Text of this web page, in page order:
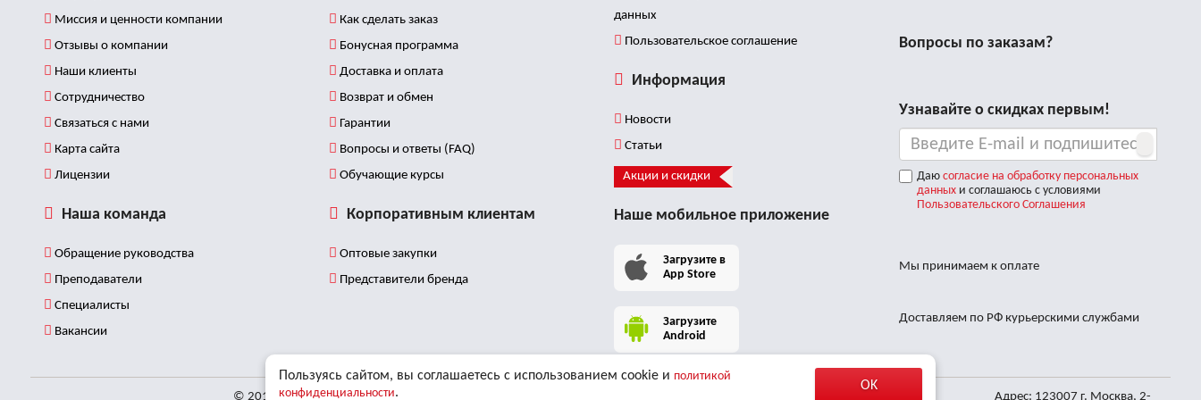
наиболее эффективные, пошаговые схемы аппликаций для разглаживания морщин, профилактики двойного подбородка и
комплексной работой со всей поверхностью лица;
исчерпывающую информацию о правилах применения кинезио тейпов в эстетическом тейпировании!
В нашем официальном интернет-магазине линейка серии BB GENTLE представлена в двух размерах – шириной 2,5 см и 5 см в рулонах
длиной 5 м. Варианты расцветок: Мята, Сакура, Лаванда, Беж, а также особая дизайнерская расцветка - Леопард.
Также для всех наших клиентов действует:Бесплатная послепродажная поддержка
Приглашаем Вас на БЕСПЛАТНЫЕ мастер-классы по эстетическому кинезиотейпированию, которые проходят в режиме онлайн-
трансляций и в формате личного присутствия! Записаться Вы можетена этой странице.
Миссия и ценности компании
Отзывы о компании
Наши клиенты
Сотрудничество
Связаться с нами
Карта сайта
Лицензии
Наша команда
Обращение руководства
Преподаватели
Специалисты
Вакансии
Как сделать заказ
Бонусная программа
Доставка и оплата
Возврат и обмен
Гарантии
Вопросы и ответы (FAQ)
Обучающие курсы
Корпоративным клиентам
Оптовые закупки
Представители бренда
данных
Пользовательское соглашение
Информация
Новости
Статьи
Акции и скидки
Наше мобильное приложение
Загрузите в
App Store
Загрузите
Android
Вопросы по заказам?
Узнавайте о скидках первым!
Даюсогласие на обработку персональных
данных и соглашаюсь с условиями
Пользовательского Соглашения
Мы принимаем к оплате
Доставляем по РФ курьерскими службами
© 2011 - 2026 Все права защищены. «BBalance» является зарегистрированным товарным знаком. Адрес: 123007 г. Москва, 2-
Пользуясь сайтом, вы соглашаетесь с использованием cookie и политикой
конфиденциальности. OK